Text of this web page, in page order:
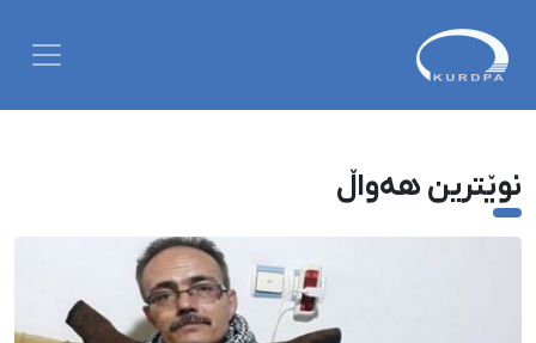
نوێترین هەواڵ